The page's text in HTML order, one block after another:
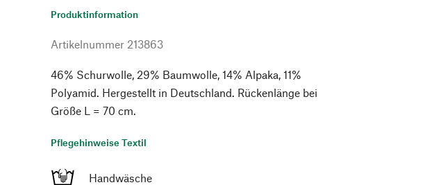
Produktinformation
Artikelnummer 213863
46% Schurwolle, 29% Baumwolle, 14% Alpaka, 11%
Polyamid. Hergestellt in Deutschland. Rückenlänge bei
Größe L = 70 cm.
Pflegehinweise Textil
Handwäsche